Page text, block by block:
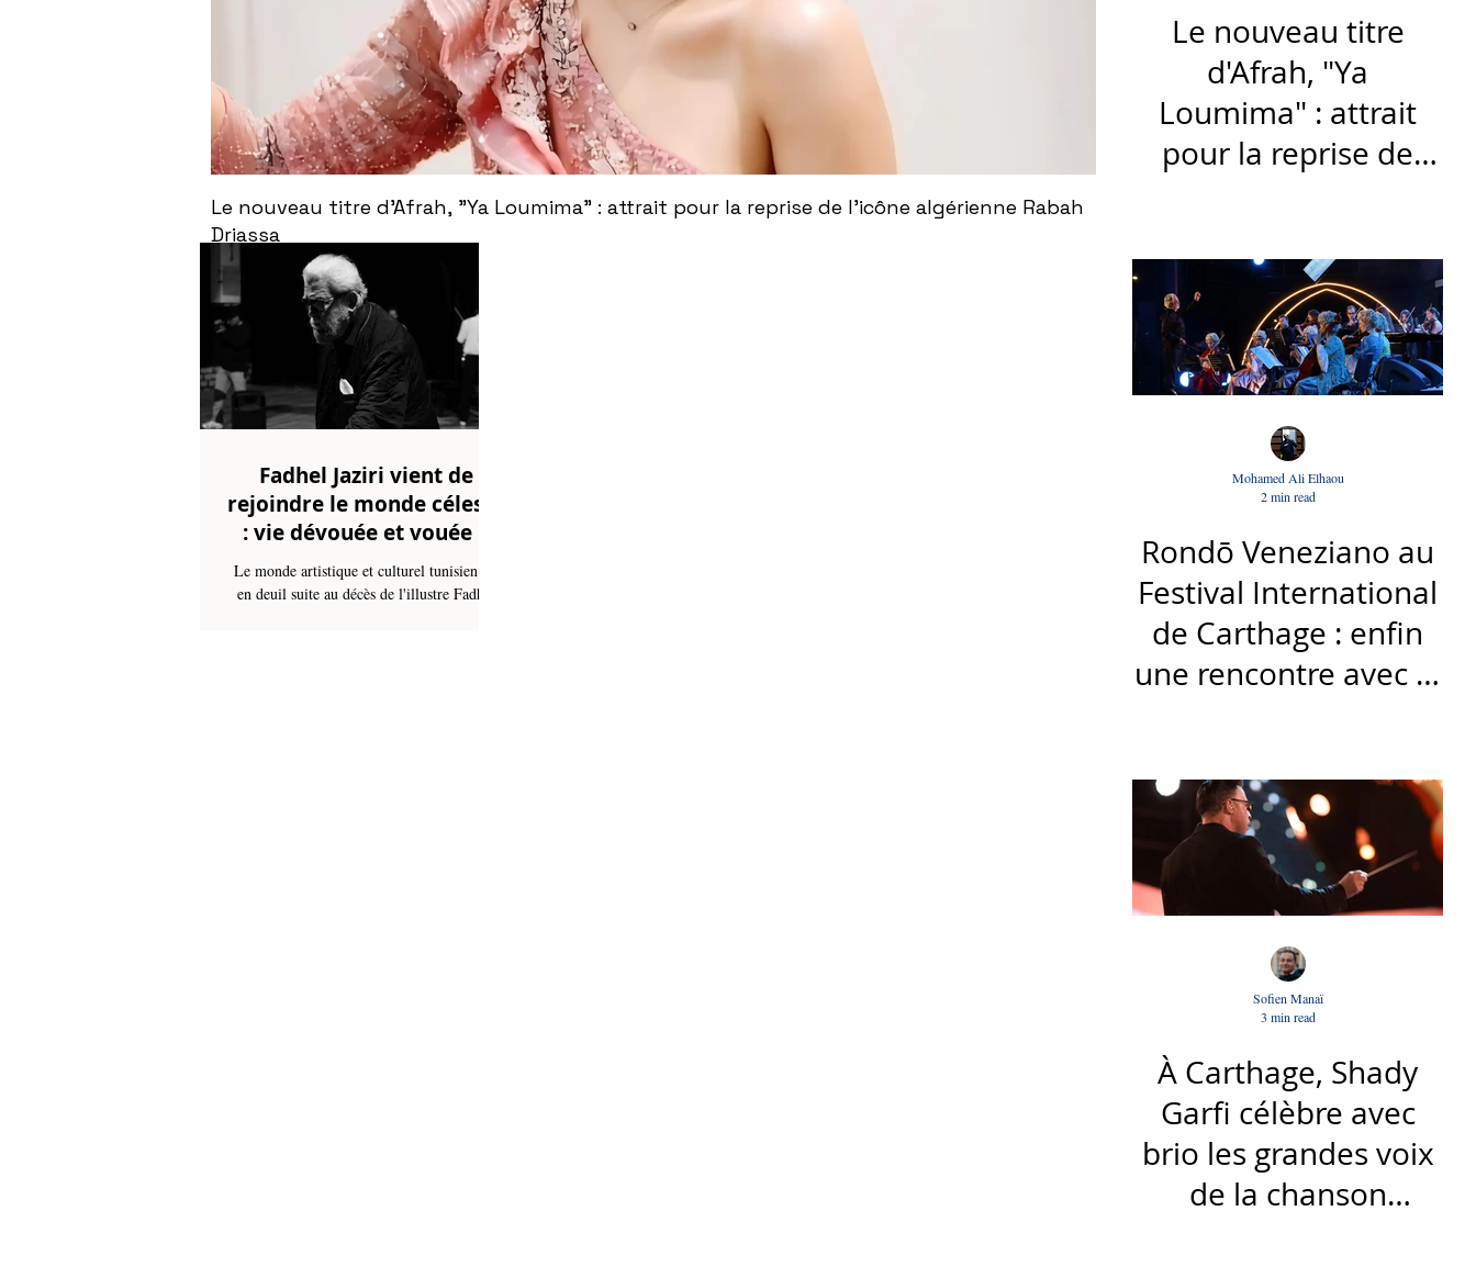
Le nouveau titre d'Afrah, "Ya Loumima" : attrait pour la reprise de l'icône algérienne Rabah
Driassa
Fadhel Jaziri vient de
rejoindre le monde céleste
: vie dévouée et vouée à
l'art
Le monde artistique et culturel tunisien est
en deuil suite au décès de l'illustre Fadhel
Le nouveau titre
d'Afrah, "Ya
Loumima" : attrait
pour la reprise de
Rondō Veneziano au
Festival International
de Carthage : enfin
une rencontre avec le
Mohamed Ali Elhaou
2 min read
À Carthage, Shady
Garfi célèbre avec
brio les grandes voix
de la chanson
Sofien Manaï
3 min read